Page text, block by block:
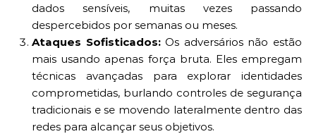
dados sensíveis, muitas vezes passando
despercebidos por semanas ou meses.
Ataques Sofisticados:Os adversários não estão
mais usando apenas força bruta. Eles empregam
técnicas avançadas para explorar identidades
comprometidas, burlando controles de segurança
tradicionais e se movendo lateralmente dentro das
redes para alcançar seus objetivos.